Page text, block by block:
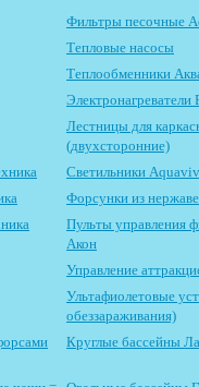
Фильтры песочные
Тепловые насосы
Теплообменники
Электронагреватели
Лестницы для
(двухсторонние)
Светильники
Форсунки из
Пульты управления
Акон
Управление
Ультафиолетовые
обеззараживания)
Круглые бассейны